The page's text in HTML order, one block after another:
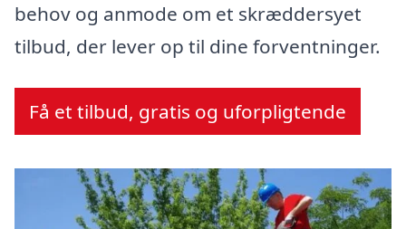
behov og anmode om et skræddersyet
tilbud, der lever op til dine forventninger.
Få et tilbud, gratis og uforpligtende